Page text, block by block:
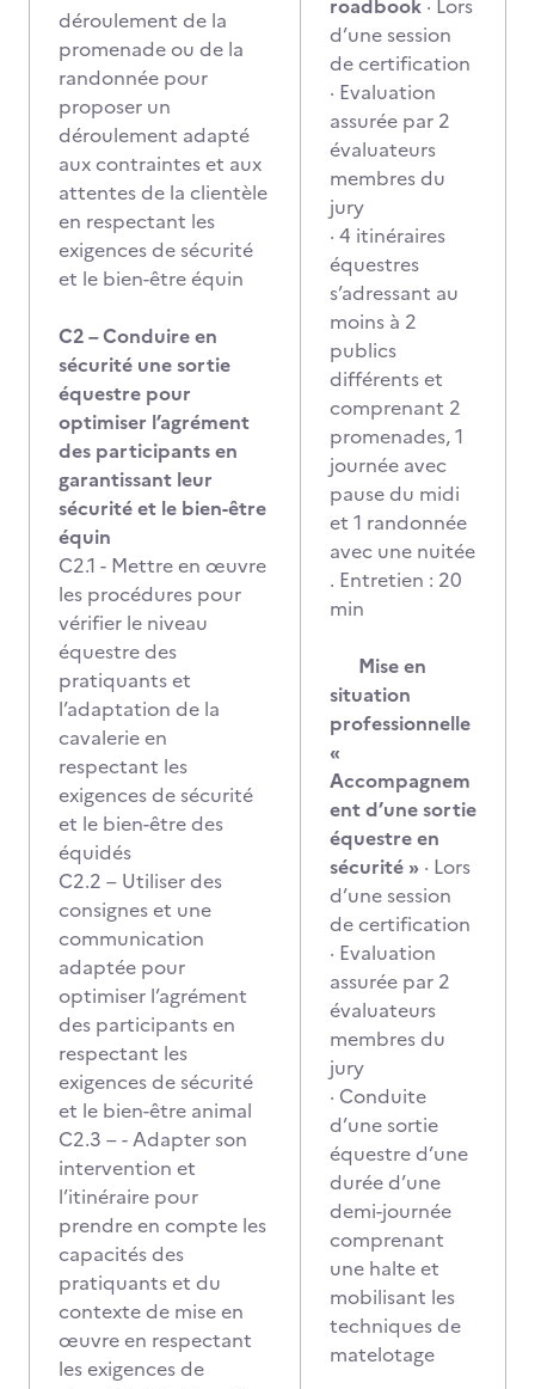
déroulement de la
promenade ou de la
randonnée pour
proposer un
déroulement adapté
aux contraintes et aux
attentes de la clientèle
en respectant les
exigences de sécurité
et le bien-être équin
C2 – Conduire en
sécurité une sortie
équestre pour
optimiser l’agrément
des participants en
garantissant leur
sécurité et le bien-être
équin
C2.1 - Mettre en œuvre
les procédures pour
vérifier le niveau
équestre des
pratiquants et
l’adaptation de la
cavalerie en
respectant les
exigences de sécurité
et le bien-être des
équidés
C2.2 – Utiliser des
consignes et une
communication
adaptée pour
optimiser l’agrément
des participants en
respectant les
exigences de sécurité
et le bien-être animal
C2.3 – - Adapter son
intervention et
l’itinéraire pour
prendre en compte les
capacités des
pratiquants et du
contexte de mise en
œuvre en respectant
les exigences de
roadbook · Lors
d’une session
de certification
· Evaluation
assurée par 2
évaluateurs
membres du
jury
· 4 itinéraires
équestres
s’adressant au
moins à 2
publics
différents et
comprenant 2
promenades, 1
journée avec
pause du midi
et 1 randonnée
avec une nuitée
. Entretien : 20
min
Mise en
situation
professionnelle
«
Accompagnem
ent d’une sortie
équestre en
sécurité » · Lors
d’une session
de certification
· Evaluation
assurée par 2
évaluateurs
membres du
jury
· Conduite
d’une sortie
équestre d’une
durée d’une
demi-journée
comprenant
une halte et
mobilisant les
techniques de
matelotage